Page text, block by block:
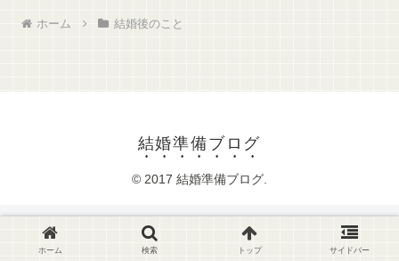
ホーム 結婚後のこと
結婚準備ブログ
© 2017 結婚準備ブログ.
ホーム 検索 トップ サイドバー